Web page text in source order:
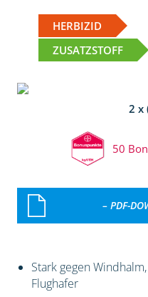
HERBIZID
ZUSATZSTOFF
2 x
50
– PDF-
Stark gegen
Flughafer